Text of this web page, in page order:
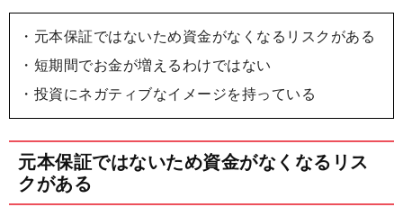
・元本保証ではないため資金がなくなるリスクがある
・短期間でお金が増えるわけではない
・投資にネガティブなイメージを持っている
元本保証ではないため資金がなくなるリス
クがある